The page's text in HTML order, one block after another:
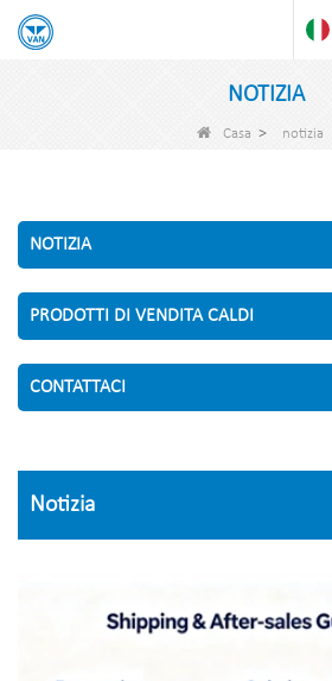
NOTIZIA
Casa > notizia
NOTIZIA
PRODOTTI DI VENDITA CALDI
CONTATTACI
Notizia